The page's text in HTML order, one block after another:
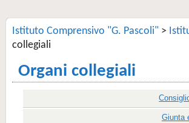
Istituto Comprensivo "G. Pascoli" >
collegiali
Organi collegiali
Giunta